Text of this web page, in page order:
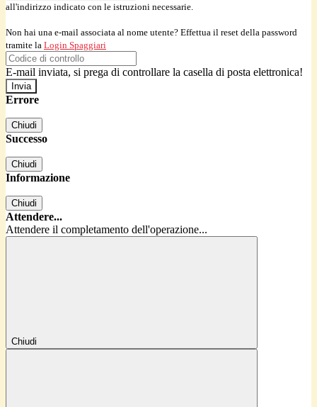
all'indirizzo indicato con le istruzioni necessarie.
Non hai una e-mail associata al nome utente? Effettua il reset della password
tramite la Login Spaggiari
E-mail inviata, si prega di controllare la casella di posta elettronica!
Errore
Chiudi
Successo
Chiudi
Informazione
Chiudi
Attendere...
Attendere il completamento dell'operazione...
Chiudi